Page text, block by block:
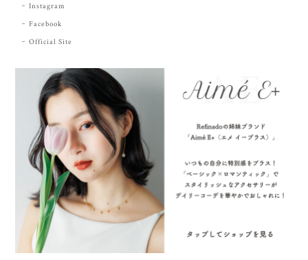
Instagram
Facebook
Official Site